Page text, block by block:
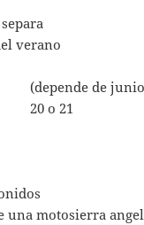
verano
(depende de
20 o 21
una motosierra